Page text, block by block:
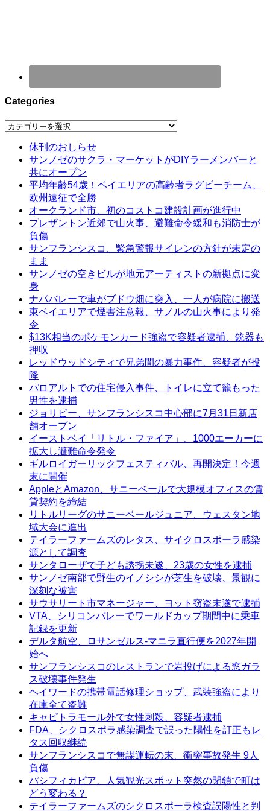
Categories
Categories
休刊のおしらせ
サンノゼのサクラ・マーケットがDIYラーメンバーと
共にオープン
平均年齢54歳！ベイエリアの高齢者ラグビーチーム、
欧州遠征で全勝
オークランド市、初のコストコ建設計画が進行中
プレザントン近郊で山火事、避難命令緩和も消防士が
負傷
サンフランシスコ、緊急警報サイレンの方針が未定の
まま
サンノゼの空きビルが地元アーティストの新拠点に変
身
ナパバレーで車がブドウ畑に突入、一人が病院に搬送
東ベイエリアで煙害注意報、サノルの山火事により発
令
$13K相当のポケモンカード強盗で容疑者逮捕、銃器も
押収
レッドウッドシティで兄弟間の暴力事件、容疑者が投
降
パロアルトでの住宅侵入事件、トイレに立て籠もった
男性を逮捕
ジョリビー、サンフランシスコ中心部に7月31日新店
舗オープン
イーストベイ「リトル・ファイア」、1000エーカーに
拡大し避難命令発令
ギルロイガーリックフェスティバル、再開決定！今週
末に開催
AppleとAmazon、サニーベールで大規模オフィスの賃
貸契約を締結
リトルリーグのサニーベールジュニア、ウェスタン地
域大会に進出
テイラーファームズのレタス、サイクロスポーラ感染
源として調査
サンタローザで子ども誘拐未遂、23歳の女性を逮捕
サンノゼ南部で野生のイノシシが芝生を破壊、景観に
深刻な被害
サウサリート市マネージャー、ヨット窃盗未遂で逮捕
VTA、シリコンバレーでワールドカップ期間中に乗車
記録を更新
デルタ航空、ロサンゼルス-マニラ直行便を2027年開
始へ
サンフランシスコのレストランで岩投げによる窓ガラ
ス破壊事件発生
ヘイワードの携帯電話修理ショップ、武装強盗により
在庫全て盗難
キャピトラモール外で女性刺殺、容疑者逮捕
FDA、シクロスポラ感染調査で誤った陽性を訂正もレ
タス回収継続
サンフランシスコで無謀運転の末、衝突事故発生 9人
負傷
パシフィカピア、人気観光スポット突然の閉鎖で町は
どう変わる？
テイラーファームズのシクロスポーラ検査誤陽性と判